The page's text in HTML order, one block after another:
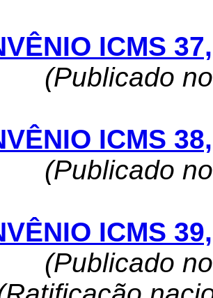
ICMS
(Publicado
ICMS
(Publicado
ICMS
(Publicado